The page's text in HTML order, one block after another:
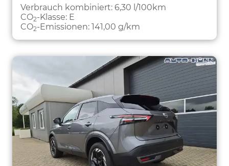
Verbrauch kombiniert: 6,30 l/100km
CO2-Klasse: E
CO2-Emissionen: 141,00 g/km